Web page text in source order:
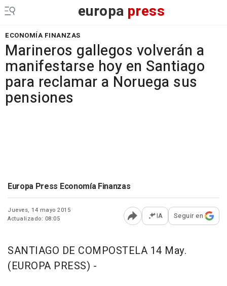
europa press
ECONOMÍA FINANZAS
Marineros gallegos volverán a
manifestarse hoy en Santiago
para reclamar a Noruega sus
pensiones
Europa Press Economía Finanzas
Jueves, 14 mayo 2015
Actualizado: 08:05
Abrir opciones para
IA Seguir en
SANTIAGO DE COMPOSTELA 14 May.
(EUROPA PRESS) -